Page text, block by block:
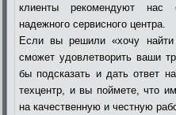
клиенты рекомендуют
надежного сервисного центра.
Если вы решили «хочу найти
сможет удовлетворить ваши
бы подсказать и дать ответ
техцентр, и вы поймете, что
на качественную и честную